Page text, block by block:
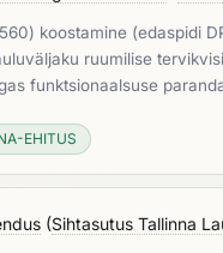
koostamine (edaspidi
ruumilise
funktsionaalsuse
EHITUS
(Sihtasutus Tallinna